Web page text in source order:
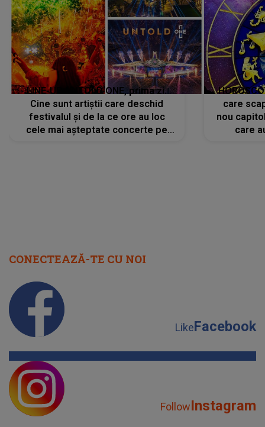
LINE-UP UNTOLD ONE, prima zi.
Cine sunt artiștii care deschid
festivalul și de la ce ore au loc
cele mai așteptate concerte pe
care
nou
care
CONECTEAZĂ-TE CU NOI
LikeFacebook
FollowInstagram